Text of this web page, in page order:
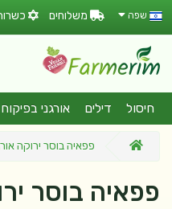
שפה משלוחים
חיסול דילים אורגני בפיקוח
פפאיה בוסר ירוקה
פפאיה בוסר